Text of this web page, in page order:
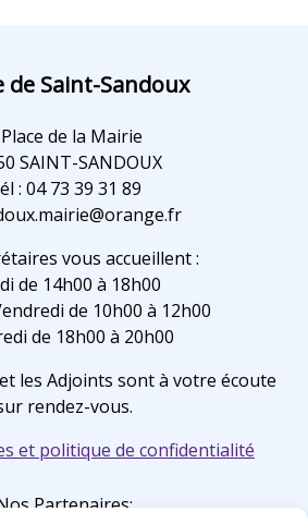
de Saint-Sandoux
de la Mairie
SAINT-SANDOUX
: 04 73 39 31 89
vous accueillent :
de 14h00 à 18h00
de 10h00 à 12h00
de 18h00 à 20h00
les Adjoints sont à votre écoute
rendez-vous.
et politique de confidentialité
Partenaires: